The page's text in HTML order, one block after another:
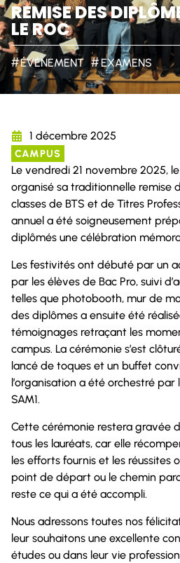
REMISE DES
LE ROC
#ÉVÉNEMENT #EXAMENS
1 décembre 2025
CAMPUS
Le vendredi 21 novembre 2025,
organisé sa traditionnelle remise
classes de BTS et de Titres
annuel a été soigneusement
diplômés une célébration
Les festivités ont débuté par un
par les élèves de Bac Pro, suivi
telles que photobooth, mur de
des diplômes a ensuite été
témoignages retraçant les
campus. La cérémonie s’est
lancé de toques et un buffet
l’organisation a été orchestré par
SAM1.
Cette cérémonie restera gravée
tous les lauréats, car elle
les efforts fournis et les réussites
point de départ ou le chemin
reste ce qui a été accompli.
Nous adressons toutes nos
leur souhaitons une excellente
études ou dans leur vie